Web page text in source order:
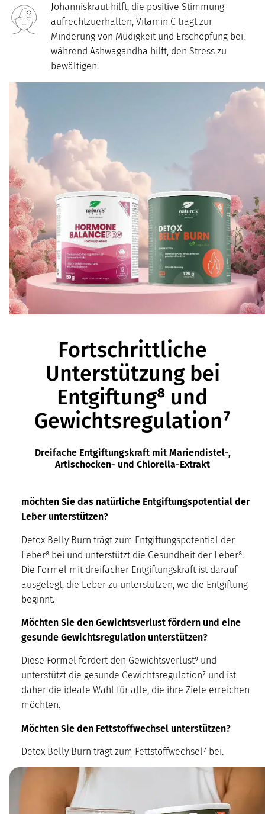
Johanniskraut hilft, die positive Stimmung
aufrechtzuerhalten, Vitamin C trägt zur
Minderung von Müdigkeit und Erschöpfung bei,
während Ashwagandha hilft, den Stress zu
bewältigen.
Fortschrittliche
Unterstützung bei
Entgiftung⁸ und
Gewichtsregulation⁷
Dreifache Entgiftungskraft mit Mariendistel-,
Artischocken- und Chlorella-Extrakt
möchten Sie das natürliche Entgiftungspotential der
Leber unterstützen?
Detox Belly Burn trägt zum Entgiftungspotential der
Leber⁸ bei und unterstützt die Gesundheit der Leber⁸.
Die Formel mit dreifacher Entgiftungskraft ist darauf
ausgelegt, die Leber zu unterstützen, wo die Entgiftung
beginnt.
Möchten Sie den Gewichtsverlust fördern und eine
gesunde Gewichtsregulation unterstützen?
Diese Formel fördert den Gewichtsverlust⁹ und
unterstützt die gesunde Gewichtsregulation⁷ und ist
daher die ideale Wahl für alle, die ihre Ziele erreichen
möchten.
Möchten Sie den Fettstoffwechsel unterstützen?
Detox Belly Burn trägt zum Fettstoffwechsel⁷ bei.